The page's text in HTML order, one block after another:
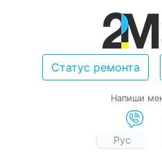
Статус ремонта
Напиши
Рус